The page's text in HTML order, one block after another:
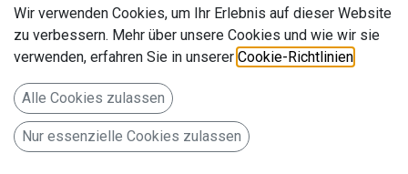
42xmc00c 42xvw019
Wir verwenden Cookies, um Ihr Erlebnis auf dieser Website
zu verbessern. Mehr über unsere Cookies und wie wir sie
verwenden, erfahren Sie in unserer Cookie-Richtlinien
Alle Cookies zulassen
Nur essenzielle Cookies zulassen